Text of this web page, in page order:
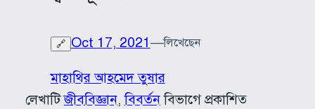
🔗 Oct 17, 2021—লিখেছেন
মাহাথির আহমেদ তুষার
লেখাটিজীববিজ্ঞান, বিবর্তনবিভাগে প্রকাশিত